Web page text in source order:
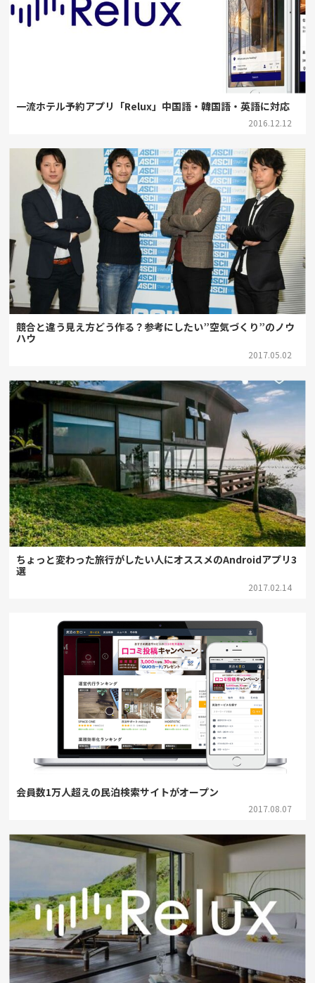
一流ホテル予約アプリ「Relux」中国語・韓国語・英語に対応
2016.12.12
競合と違う見え方どう作る？参考にしたい”空気づくり”のノウ
ハウ
2017.05.02
ちょっと変わった旅行がしたい人にオススメのAndroidアプリ3
選
2017.02.14
会員数1万人超えの民泊検索サイトがオープン
2017.08.07